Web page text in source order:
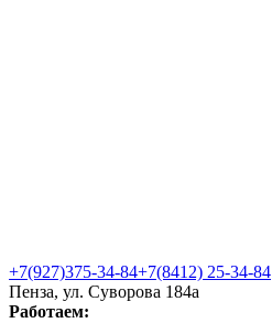
+7(927)375-34-84+7(8412) 25-34-84
Пенза, ул. Cуворова 184а
Работаем: